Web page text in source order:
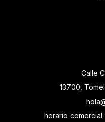
Calle
13700,
horario comercial